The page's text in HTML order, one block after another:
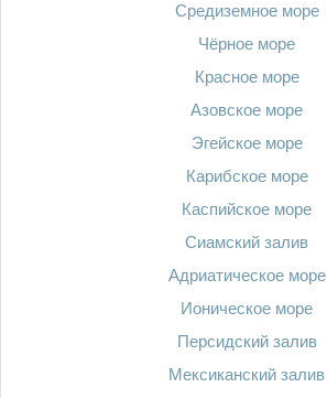
Средиземное море
Чёрное море
Красное море
Азовское море
Эгейское море
Карибское море
Каспийское море
Сиамский залив
Адриатическое море
Ионическое море
Персидский залив
Мексиканский залив